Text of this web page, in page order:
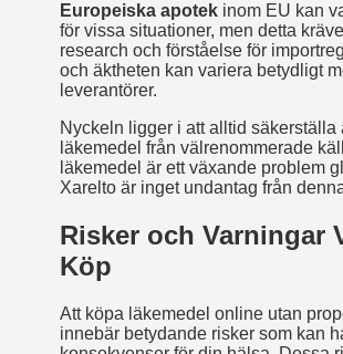
Europeiska apotekinom EU kan
för vissa situationer, men detta
research och förståelse för
och äktheten kan variera betydligt
leverantörer.
Nyckeln ligger i att alltid säkerställa
läkemedel från välrenommerade
läkemedel är ett växande problem
Xarelto är inget undantag från
Risker och Varningar
Köp
Att köpa läkemedel online utan
innebär betydande risker som kan